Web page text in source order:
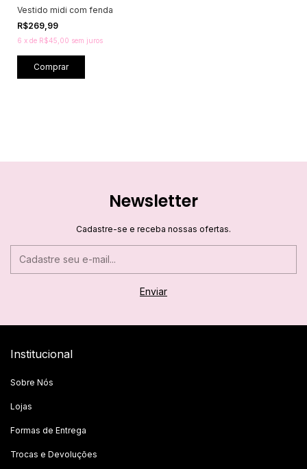
Vestido midi com fenda
R$269,99
6 x de R$45,00 sem juros
Comprar
Newsletter
Cadastre-se e receba nossas ofertas.
Institucional
Sobre Nós
Lojas
Formas de Entrega
Trocas e Devoluções